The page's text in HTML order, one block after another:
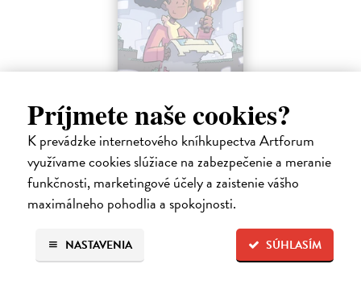
Príjmete naše cookies?
K prevádzke internetového kníhkupectva Artforum
využívame cookies slúžiace na zabezpečenie a meranie
funkčnosti, marketingové účely a zaistenie vášho
maximálneho pohodlia a spokojnosti.
SÚHLASÍM
NASTAVENIA
Minecraft: Srdce z kameňa 2
Clemson Andrew, Lawson Jeremy, Esposito Taylor| Kniha
Druhé pokračovanie napínavého dobrodružstva zo sveta Minecraftu.
Samotársky farmár Cobb sa chce len starať o svoju úrodu, zbierať
suroviny a mať pokoj.
Na sklade ?
9,95 € ?